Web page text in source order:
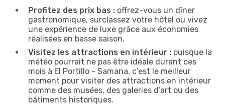
Profitez des prix bas : offrez-vous un dîner
gastronomique, surclassez votre hôtel ou vivez
une expérience de luxe grâce aux économies
réalisées en basse saison.
Visitez les attractions en intérieur : puisque la
météo pourrait ne pas être idéale durant ces
mois à El Portillo - Samana, c’est le meilleur
moment pour visiter des attractions en intérieur
comme des musées, des galeries d’art ou des
bâtiments historiques.